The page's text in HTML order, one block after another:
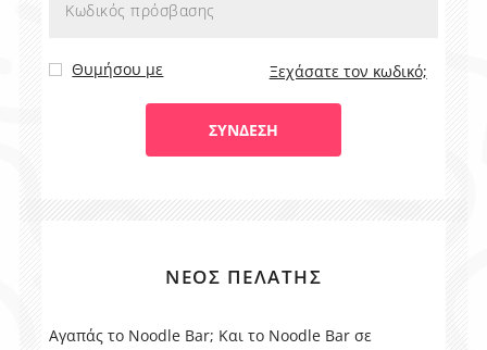
Θυμήσου με Ξεχάσατε τον κωδικό;
ΝΈΟΣ ΠΕΛΆΤΗΣ
Αγαπάς το Noodle Bar; Και το Noodle Bar σε